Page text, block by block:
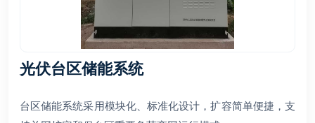
光伏台区储能系统
台区储能系统采用模块化、标准化设计，扩容简单便捷，支